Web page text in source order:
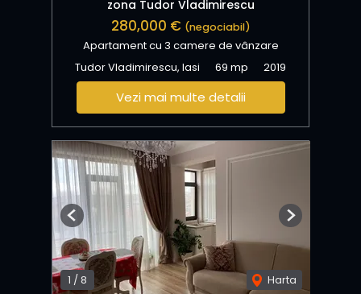
zona Tudor Vladimirescu
280,000 € (negociabil)
Apartament cu 3 camere de vânzare
Tudor Vladimirescu, Iasi
69 mp 2019
Vezi mai multe detalii
1 /8 Harta
Previous Next